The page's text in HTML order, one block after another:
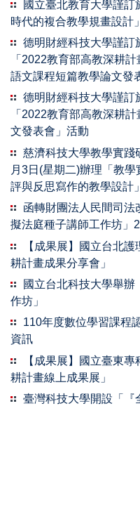
國立臺北教育大學謹
時代的複合教學規畫設計
德明財經科技大學謹訂
「2022教育部高教深耕
語文課程短篇教學論文發
德明財經科技大學謹訂
「2022教育部高教深耕
文發表會」活動
慈濟科技大學教學實踐
月3日(星期二)辦理「教
評與反思寫作的教學設計
函轉財團法人民間司法
擬法庭種子講師工作坊」
【成果展】國立台北
耕計畫成果分享會」
國立台北科技大學舉
作坊」
110年度數位學習課程
資訊
【成果展】國立臺東
耕計畫線上成果展」
臺灣科技大學開設「『